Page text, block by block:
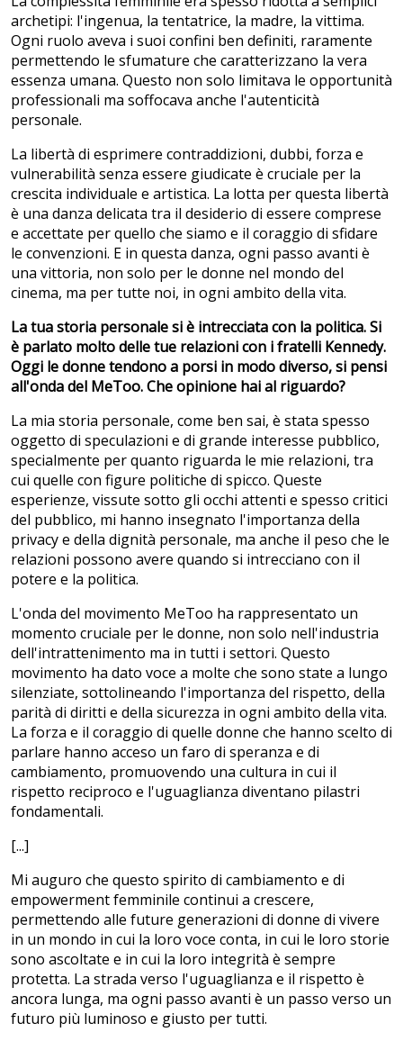
archetipi: l'ingenua, la tentatrice, la madre, la vittima.
Ogni ruolo aveva i suoi confini ben definiti, raramente
permettendo le sfumature che caratterizzano la vera
essenza umana. Questo non solo limitava le opportunità
professionali ma soffocava anche l'autenticità
personale.
La libertà di esprimere contraddizioni, dubbi, forza e
vulnerabilità senza essere giudicate è cruciale per la
crescita individuale e artistica. La lotta per questa libertà
è una danza delicata tra il desiderio di essere comprese
e accettate per quello che siamo e il coraggio di sfidare
le convenzioni. E in questa danza, ogni passo avanti è
una vittoria, non solo per le donne nel mondo del
cinema, ma per tutte noi, in ogni ambito della vita.
La tua storia personale si è intrecciata con la politica. Si
è parlato molto delle tue relazioni con i fratelli Kennedy.
Oggi le donne tendono a porsi in modo diverso, si pensi
all'onda del MeToo. Che opinione hai al riguardo?
La mia storia personale, come ben sai, è stata spesso
oggetto di speculazioni e di grande interesse pubblico,
specialmente per quanto riguarda le mie relazioni, tra
cui quelle con figure politiche di spicco. Queste
esperienze, vissute sotto gli occhi attenti e spesso critici
del pubblico, mi hanno insegnato l'importanza della
privacy e della dignità personale, ma anche il peso che le
relazioni possono avere quando si intrecciano con il
potere e la politica.
L'onda del movimento MeToo ha rappresentato un
momento cruciale per le donne, non solo nell'industria
dell'intrattenimento ma in tutti i settori. Questo
movimento ha dato voce a molte che sono state a lungo
silenziate, sottolineando l'importanza del rispetto, della
parità di diritti e della sicurezza in ogni ambito della vita.
La forza e il coraggio di quelle donne che hanno scelto di
parlare hanno acceso un faro di speranza e di
cambiamento, promuovendo una cultura in cui il
rispetto reciproco e l'uguaglianza diventano pilastri
fondamentali.
[...]
Mi auguro che questo spirito di cambiamento e di
empowerment femminile continui a crescere,
permettendo alle future generazioni di donne di vivere
in un mondo in cui la loro voce conta, in cui le loro storie
sono ascoltate e in cui la loro integrità è sempre
protetta. La strada verso l'uguaglianza e il rispetto è
ancora lunga, ma ogni passo avanti è un passo verso un
futuro più luminoso e giusto per tutti.